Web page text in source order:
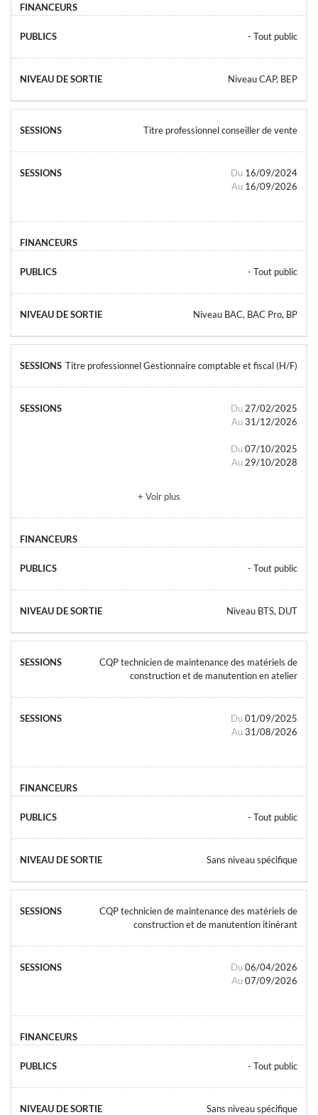
- Tout public
Niveau CAP, BEP
Titre professionnel conseiller de vente
Du 16/09/2024
Au 16/09/2026
- Tout public
Niveau BAC, BAC Pro, BP
Titre professionnel Gestionnaire comptable et fiscal (H/F)
Du 27/02/2025
Au 31/12/2026
Du 07/10/2025
Au 29/10/2028
+ Voir plus
- Tout public
Niveau BTS, DUT
CQP technicien de maintenance des matériels de
construction et de manutention en atelier
Du 01/09/2025
Au 31/08/2026
- Tout public
Sans niveau spécifique
CQP technicien de maintenance des matériels de
construction et de manutention itinérant
Du 06/04/2026
Au 07/09/2026
- Tout public
Sans niveau spécifique